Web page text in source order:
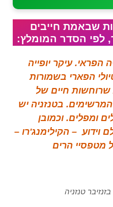
שבאמת חייבים
לפי הסדר המומלץ:
עיקר יופייה
הפארי בשמורות
שרוחשות חיים של
המרשימים. בטנזניה יש
ומפלים. וכמובן
וידוע – הקילימנג'רו –
מטפסיי הרים
טנזניה